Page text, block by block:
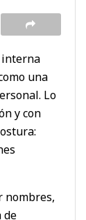
interna
una
Lo
y con
nombres,
de